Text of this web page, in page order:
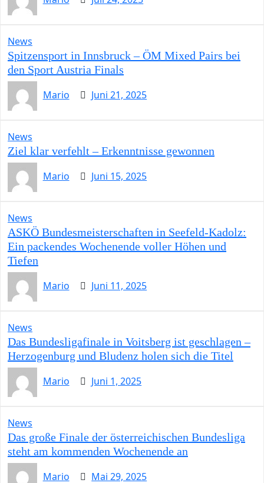
News
Spitzensport in Innsbruck – ÖM Mixed Pairs bei
den Sport Austria Finals
Mario
Juni 21, 2025
News
Ziel klar verfehlt – Erkenntnisse gewonnen
Mario
Juni 15, 2025
News
ASKÖ Bundesmeisterschaften in Seefeld-Kadolz:
Ein packendes Wochenende voller Höhen und
Tiefen
Mario
Juni 11, 2025
News
Das Bundesligafinale in Voitsberg ist geschlagen –
Herzogenburg und Bludenz holen sich die Titel
Mario
Juni 1, 2025
News
Das große Finale der österreichischen Bundesliga
steht am kommenden Wochenende an
Mario
Mai 29, 2025